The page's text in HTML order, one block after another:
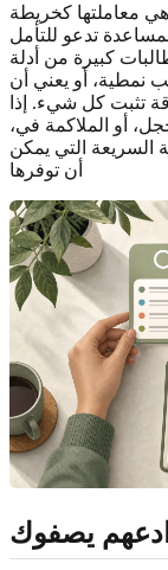
معاملتها كخريطة
تدعو للتأمل
كبيرة من أدلة
نمطية، أو يعني أن
تثبت كل شيء. إذا
أو الملاكمة في،
السريعة التي يمكن
أن توفرها
يصفوك